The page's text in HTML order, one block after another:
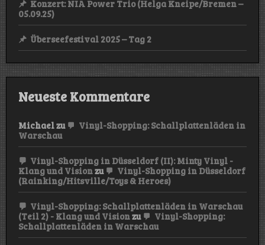
Konzert: NIA Power Trio (Helga Kneipe/Bremen –
05.09.25)
Überseefestival 2025 – Tag 2
Neueste Kommentare
Michaelzu
Vinyl-Shopping: Schallplattenläden in
Warschau
Vinyl-Shopping in Düsseldorf (II): Minty Vinyl -
Klang und Visionzu
Vinyl-Shopping in Düsseldorf
(Rainking/Hitsville/Toys & Heroes)
Vinyl-Shopping: Schallplattenläden in Warschau
(Teil 2) - Klang und Visionzu
Vinyl-Shopping:
Schallplattenläden in Warschau